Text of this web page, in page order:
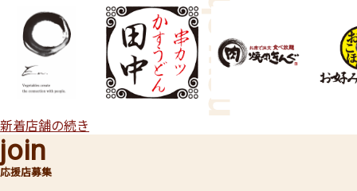
新着店舗の続き
応援店募集
join